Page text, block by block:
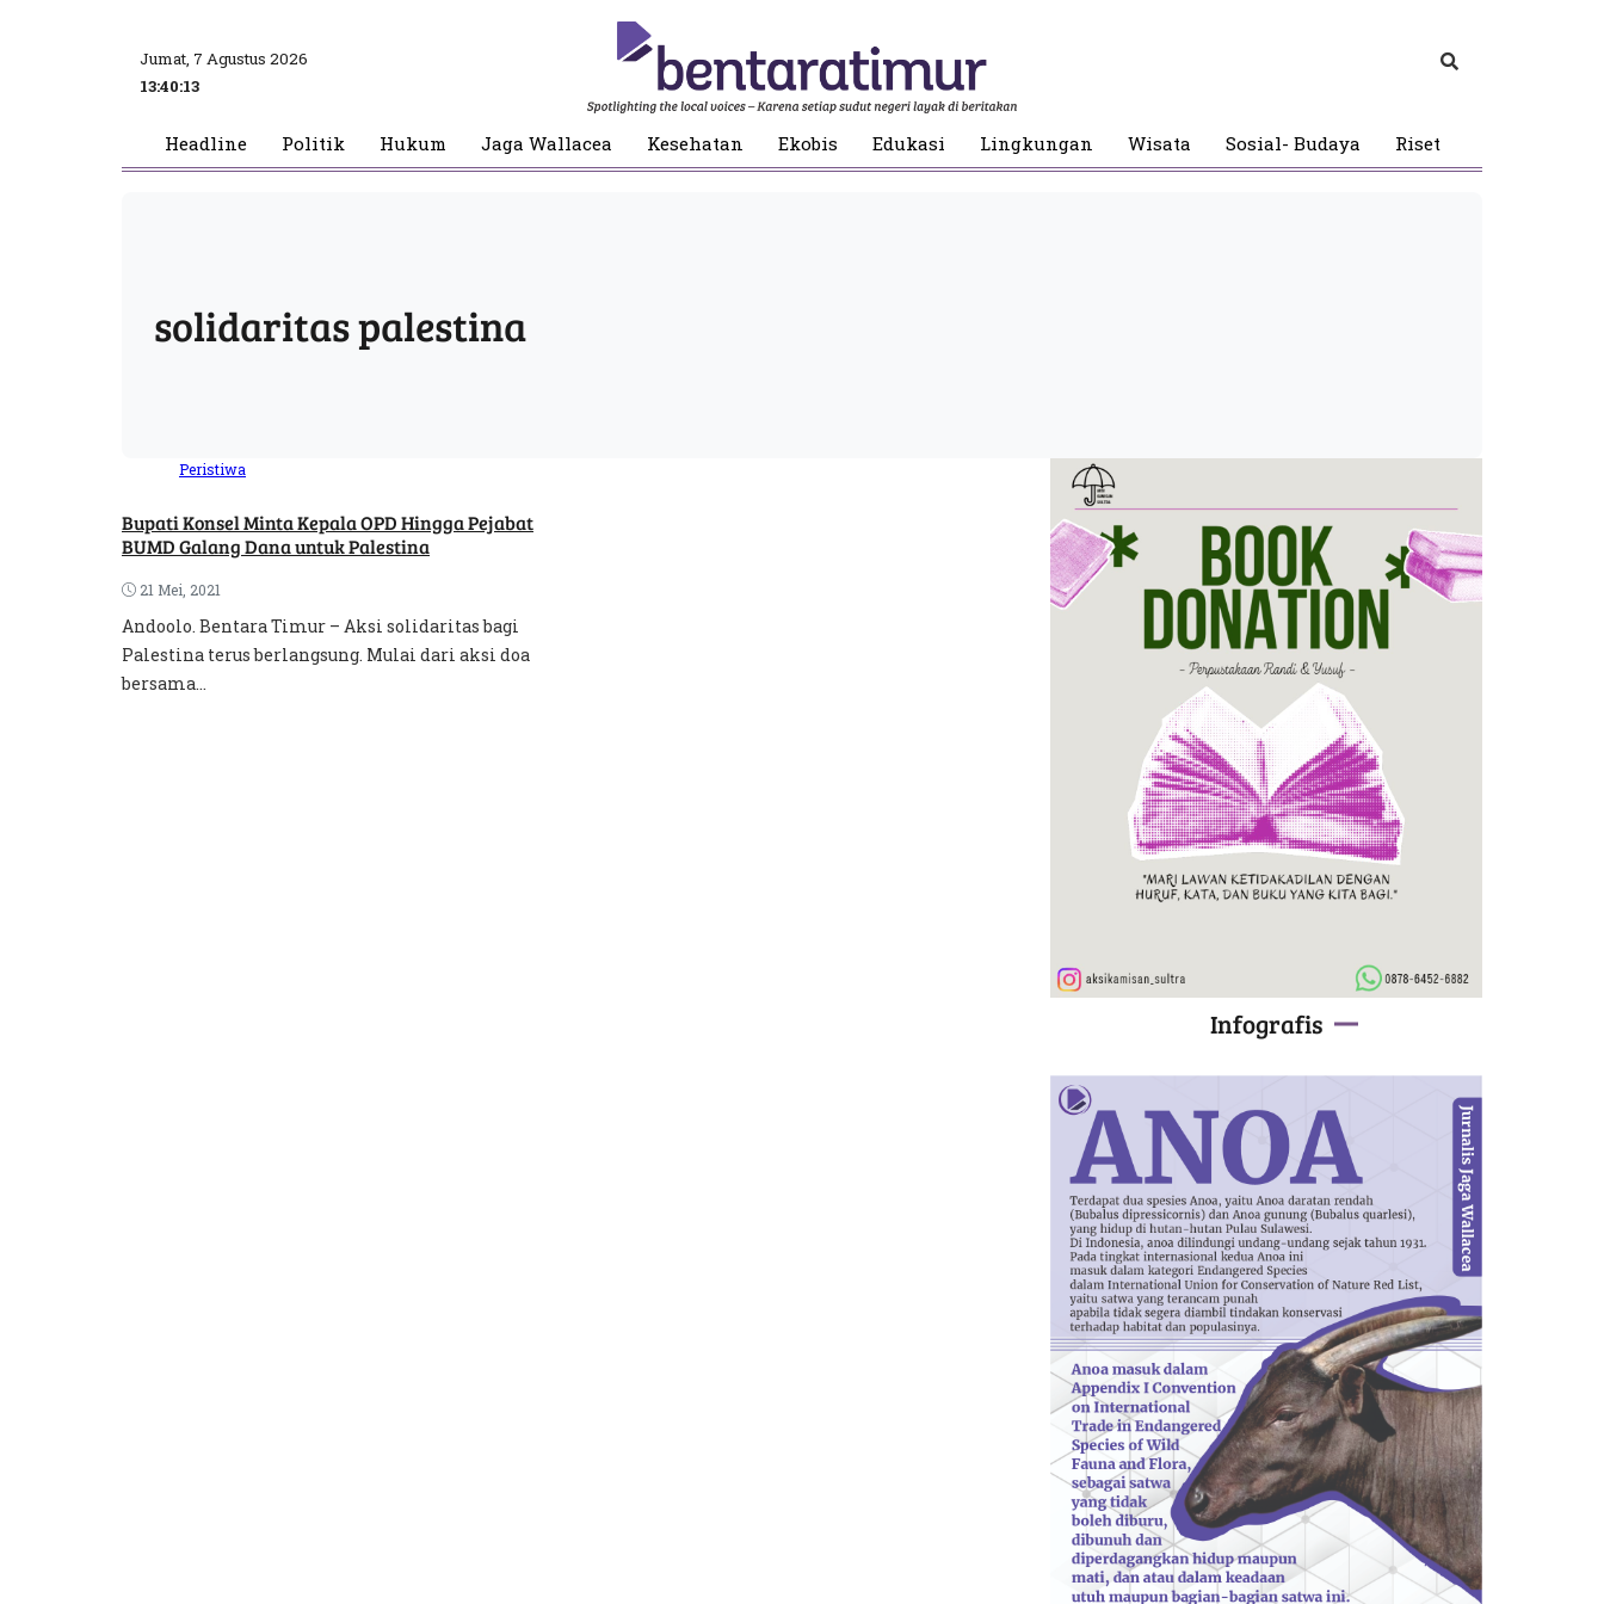
Jumat, 7 Agustus 2026
13:40:14
Headline Politik Hukum Jaga Wallacea Kesehatan Ekobis Edukasi Lingkungan Wisata Sosial- Budaya Riset
solidaritas palestina
Peristiwa
Bupati Konsel Minta Kepala OPD Hingga Pejabat
BUMD Galang Dana untuk Palestina
21 Mei, 2021
Andoolo. Bentara Timur – Aksi solidaritas bagi
Palestina terus berlangsung. Mulai dari aksi doa
bersama...
Infografis